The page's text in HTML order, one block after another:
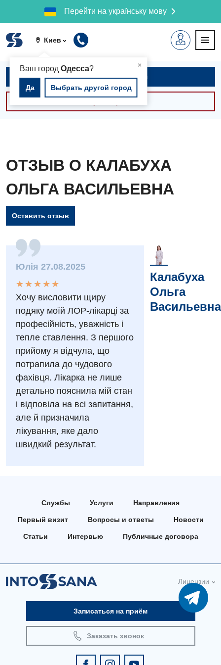
Перейти на українську мову
Киев
×
Ваш город Одесса?
Да Выбрать другой город
Вакансии
Мероприятия БПР
Интернатура
Энциклопедия
Программа лояльности
Отзывы
Видео
Диагностика
Инструментальная диагностика
Рентгенография
УЗИ
Эндоскопическое отделение
Для взрослых
Акушерство и гинекология
Аллергология, иммунология
Гастроэнтерология
Гематология
Диетология
Медицинская психология
Декларирование
Украинский
Русский
Записаться на приём
ОТЗЫВ О КАЛАБУХА
ОЛЬГА ВАСИЛЬЕВНА
Оставить отзыв
Юлія 27.08.2025
★
★
★
★
★
★ ★ ★ ★ ★
Хочу висловити щиру
подяку моїй ЛОР-лікарці за
професійність, уважність і
тепле ставлення. З першого
прийому я відчула, що
потрапила до чудового
фахівця. Лікарка не лише
детально пояснила мій стан
і відповіла на всі запитання,
але й призначила
лікування, яке дало
швидкий результат.
Калабуха
Ольга
Васильевна
Службы Услуги Направления
Первый визит Вопросы и ответы Новости
Статьи Интервью Публичные договора
Лицензии
Записаться на приём
Заказать звонок